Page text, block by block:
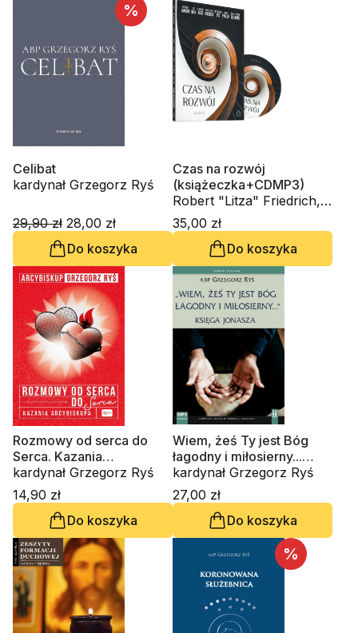
%
Celibat
kardynał Grzegorz Ryś
29,90 zł 28,00 zł
Do koszyka
Czas na rozwój
(książeczka+CDMP3)
Robert "Litza" Friedrich,
kardynał Grzegorz Ryś,
ks. prof. dr hab. Mariusz
Rosik, Janusz Pyda OP,
Jan Mela, biskup Michał
Janocha, Amelia i
Dominik Golemowie
35,00 zł
Do koszyka
Rozmowy od serca do
Serca. Kazania
arcybiskupa
kardynał Grzegorz Ryś
14,90 zł
Do koszyka
Wiem, żeś Ty jest Bóg
łagodny i miłosierny...
Księga Jonasza (CD-
audiobook)
kardynał Grzegorz Ryś
27,00 zł
Do koszyka
%